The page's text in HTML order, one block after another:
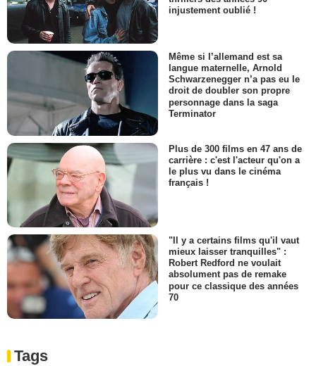
injustement oublié !
Même si l’allemand est sa
langue maternelle, Arnold
Schwarzenegger n’a pas eu le
droit de doubler son propre
personnage dans la saga
Terminator
Plus de 300 films en 47 ans de
carrière : c'est l'acteur qu'on a
le plus vu dans le cinéma
français !
"Il y a certains films qu'il vaut
mieux laisser tranquilles" :
Robert Redford ne voulait
absolument pas de remake
pour ce classique des années
70
Tags